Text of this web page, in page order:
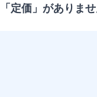
「定価」がありま